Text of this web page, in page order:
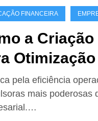
FINANCEIRA
a
o
pela eficiência
mais poderosas